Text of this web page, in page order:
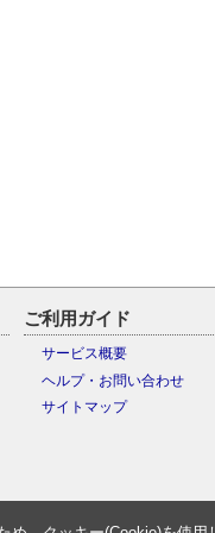
ご利用ガイド
サービス概要
ヘルプ・お問い合わせ
サイトマップ